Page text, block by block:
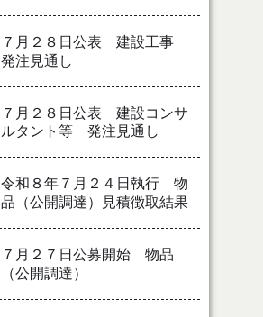
７月２８日公表 建設工事
発注見通し
７月２８日公表 建設コンサ
ルタント等 発注見通し
令和８年７月２４日執行 物
品（公開調達）見積徴取結果
７月２７日公募開始 物品
（公開調達）